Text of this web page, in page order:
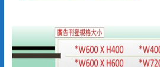
曾國城、王心凌
「東引小吃店」
際級小吃